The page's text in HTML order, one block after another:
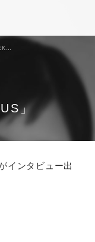
FM802「WEEKEND PLUS」
」
インタビュー出